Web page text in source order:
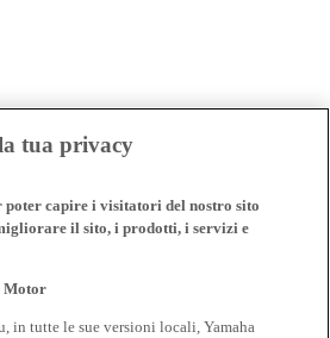
tua privacy
capire i visitatori del nostro sito
il sito, i prodotti, i servizi e
Motor
in tutte le sue versioni locali, Yamaha